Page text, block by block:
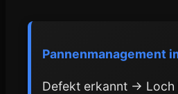
Pannenmanagement
Defekt erkannt → Loch